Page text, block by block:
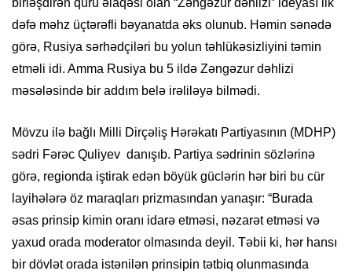
dəfə məhz üçtərəfli bəyanatda əks olunub. Həmin sənədə
görə, Rusiya sərhədçiləri bu yolun təhlükəsizliyini təmin
etməli idi. Amma Rusiya bu 5 ildə Zəngəzur dəhlizi
məsələsində bir addım belə irəliləyə bilmədi.
Mövzu ilə bağlı Milli Dirçəliş Hərəkatı Partiyasının (MDHP)
sədri Fərəc Quliyev danışıb. Partiya sədrinin sözlərinə
görə, regionda iştirak edən böyük güclərin hər biri bu cür
layihələrə öz maraqları prizmasından yanaşır: “Burada
əsas prinsip kimin oranı idarə etməsi, nəzarət etməsi və
yaxud orada moderator olmasında deyil. Təbii ki, hər hansı
bir dövlət orada istənilən prinsipin tətbiq olunmasında